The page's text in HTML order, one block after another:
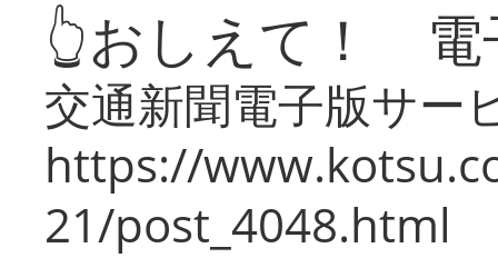
👆おしえて！ 電
交通新聞電子版サー
https://
21/post_4048.html